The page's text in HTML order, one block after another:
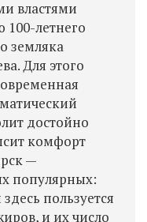
властями
100-летнего
земляка
Для этого
достойно
комфорт
—
популярных:
пользуется
и их число